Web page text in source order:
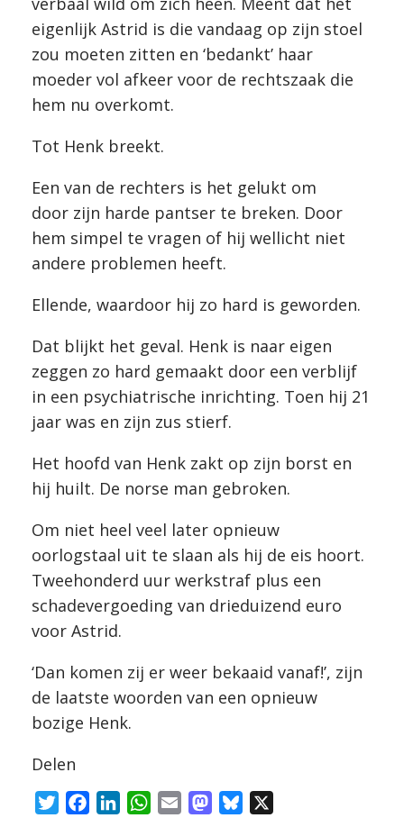
eigenlijk Astrid is die vandaag op zijn stoel
zou moeten zitten en ‘bedankt’ haar
moeder vol afkeer voor de rechtszaak die
hem nu overkomt.
Tot Henk breekt.
Een van de rechters is het gelukt om
door zijn harde pantser te breken. Door
hem simpel te vragen of hij wellicht niet
andere problemen heeft.
Ellende, waardoor hij zo hard is geworden.
Dat blijkt het geval. Henk is naar eigen
zeggen zo hard gemaakt door een verblijf
in een psychiatrische inrichting. Toen hij 21
jaar was en zijn zus stierf.
Het hoofd van Henk zakt op zijn borst en
hij huilt. De norse man gebroken.
Om niet heel veel later opnieuw
oorlogstaal uit te slaan als hij de eis hoort.
Tweehonderd uur werkstraf plus een
schadevergoeding van drieduizend euro
voor Astrid.
‘Dan komen zij er weer bekaaid vanaf!’, zijn
de laatste woorden van een opnieuw
bozige Henk.
Delen
W
M